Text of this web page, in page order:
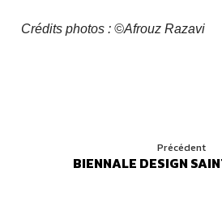
Crédits photos : ©Afrouz Razavi
Précédent
BIENNALE DESIGN